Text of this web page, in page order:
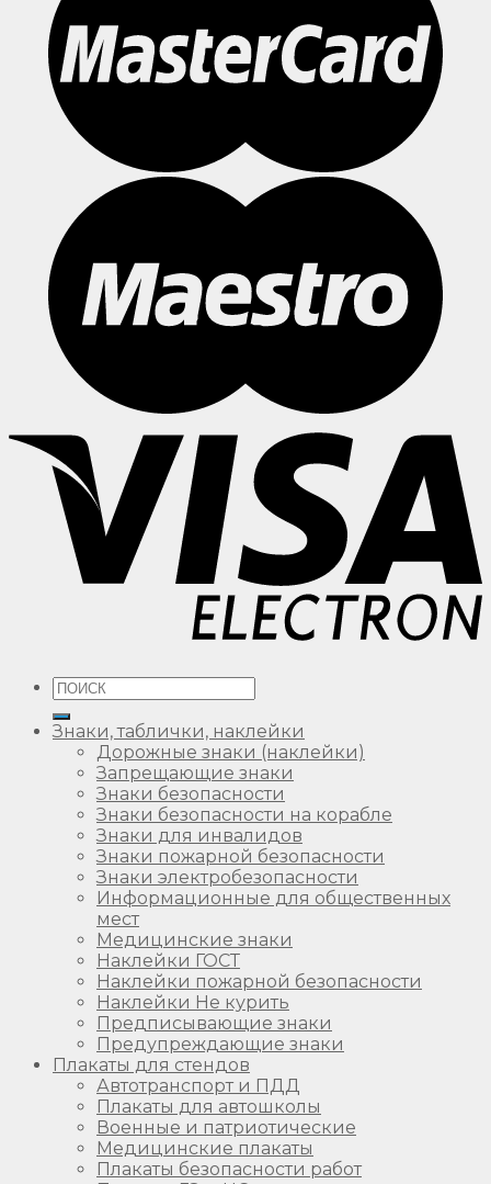
Искать:
Знаки, таблички, наклейки
Дорожные знаки (наклейки)
Запрещающие знаки
Знаки безопасности
Знаки безопасности на корабле
Знаки для инвалидов
Знаки пожарной безопасности
Знаки электробезопасности
Информационные для общественных
мест
Медицинские знаки
Наклейки ГОСТ
Наклейки пожарной безопасности
Наклейки Не курить
Предписывающие знаки
Предупреждающие знаки
Плакаты для стендов
Автотранспорт и ПДД
Плакаты для автошколы
Военные и патриотические
Медицинские плакаты
Плакаты безопасности работ